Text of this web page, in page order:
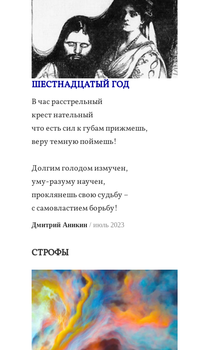
ШЕСТНАДЦАТЫЙ ГОД
В час расстрельный
крест нательный
что есть сил к губам прижмешь,
веру темную поймешь!
Долгим голодом измучен,
уму-разуму научен,
проклянешь свою судьбу –
с самовластием борьбу!
Дмитрий Аникин июль 2023
СТРОФЫ